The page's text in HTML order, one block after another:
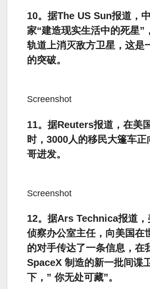
10。据The US Sun报道，
家“建造现实生活中的死星”
轨道上消灭敌方卫星，这是
的突破。
Screenshot
11。据Reuters报道，在美
时，3000人的移民大篷车正
哥进发。
Screenshot
12。据Ars Technica报道，
侦察办公室主任，向美国在
的对手传达了一条信息，在
SpaceX 制造的新一批间谍
下，” 你无处可藏”。